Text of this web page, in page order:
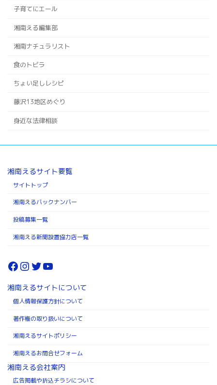
子育てにエール
湘南える編集部
湘南ナチュラリスト
食のトビラ
ちょい足しレシピ
藤沢13地区めぐり
身近な法律相談
湘南えるサイト要覧
サイトトップ
湘南えるバックナンバー
投稿募集一覧
湘南える新聞設置協力店一覧
Facebook
Instagram
Twitter
YouTube
湘南えるサイトについて
個人情報保護方針について
著作権の取り扱いについて
湘南えるサイトポリシー
湘南えるお問合せフォーム
湘南える会社案内
広告掲載や折込チラシについて